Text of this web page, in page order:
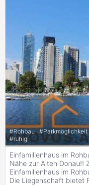
#Rohbau #Parkmöglichkeit
#ruhig
Einfamilienhaus im
Nähe zur Alten Donau!!
Einfamilienhaus im
Die Liegenschaft bietet